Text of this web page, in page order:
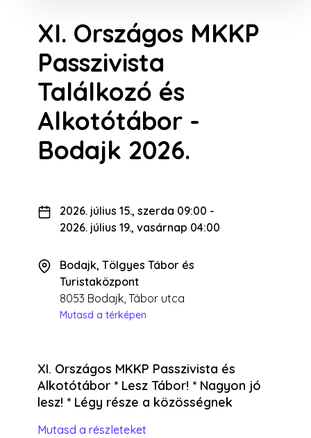
XI. Országos MKKP
Passzivista
Találkozó és
Alkotótábor -
Bodajk 2026.
2026. július 15., szerda 09:00 -
2026. július 19., vasárnap 04:00
Bodajk, Tölgyes Tábor és
Turistaközpont
8053 Bodajk, Tábor utca
Mutasd a térképen
XI. Országos MKKP Passzivista és
Alkotótábor * Lesz Tábor! * Nagyon jó
lesz! * Légy része a közösségnek
Mutasd a részleteket